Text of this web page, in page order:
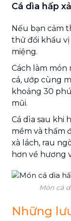
Cá dìa hấp xả
Nếu bạn cảm
thử đổi khẩu vị
miệng.
Cách làm món
cá, ướp cùng
khoảng 30
mũi.
Cá dìa sau khi
mềm và thấm
xà lách, rau
hơn về hương
Món cá
Những